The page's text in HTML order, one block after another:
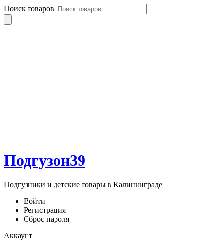
Поиск товаров
Подгузон39
Подгузники и детские товары в Калининграде
Войти
Регистрация
Сброс пароля
Аккаунт